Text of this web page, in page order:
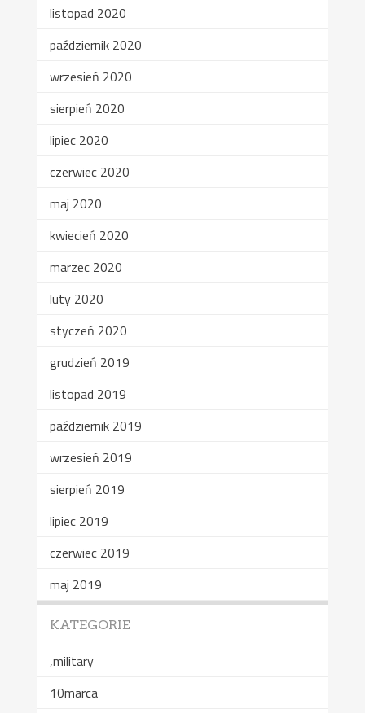
listopad 2020
październik 2020
wrzesień 2020
sierpień 2020
lipiec 2020
czerwiec 2020
maj 2020
kwiecień 2020
marzec 2020
luty 2020
styczeń 2020
grudzień 2019
listopad 2019
październik 2019
wrzesień 2019
sierpień 2019
lipiec 2019
czerwiec 2019
maj 2019
KATEGORIE
,military
10marca